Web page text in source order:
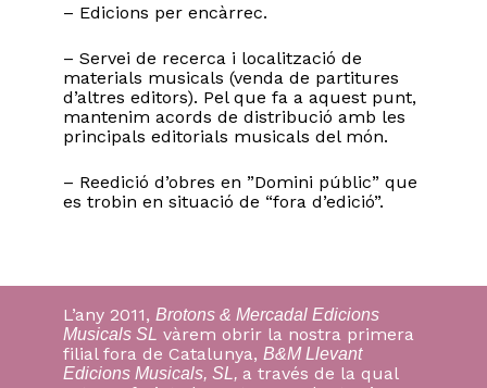
– Edicions per encàrrec.
– Servei de recerca i localització de
materials musicals (venda de partitures
d’altres editors). Pel que fa a aquest punt,
mantenim acords de distribució amb les
principals editorials musicals del món.
– Reedició d’obres en ”Domini públic” que
es trobin en situació de “fora d’edició”.
L’any 2011,Brotons & Mercadal Edicions
Musicals SL vàrem obrir la nostra primera
filial fora de Catalunya,B&M Llevant
Edicions Musicals, SL, a través de la qual